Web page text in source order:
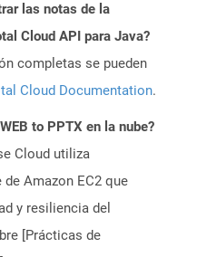
las notas de la
Cloud API para Java?
completas se pueden
Cloud Documentation.
to PPTX en la nube?
Cloud utiliza
Amazon EC2 que
y resiliencia del
[Prácticas de